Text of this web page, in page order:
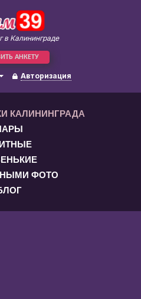
в Калининграде
АНКЕТУ
Авторизация
КАЛИНИНГРАДА
ФОТО